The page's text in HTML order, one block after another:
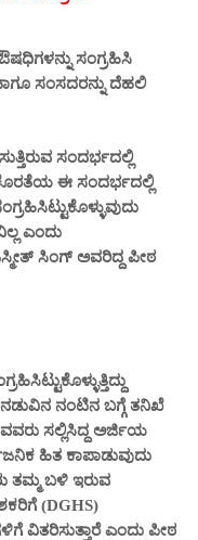
ಸಂಗ್ರಹಿಸಿ
ಸಂಸದರನ್ನು ದೆಹಲಿ
ಸಂದರ್ಭದಲ್ಲಿ
ಈ ಸಂದರ್ಭದಲ್ಲಿ
ಎಂದು
ಸಿಂಗ್‌ ಅವರಿದ್ದ ಪೀಠ
ನಂಟಿನ ಬಗ್ಗೆ ತನಿಖೆ
ಸಲ್ಲಿಸಿದ್ದ ಅರ್ಜಿಯ
ಹಿತ ಕಾಪಾಡುವುದು
ತಮ್ಮ ಬಳಿ ಇರುವ
(DGHS)
ವಿತರಿಸುತ್ತಾರೆ ಎಂದು ಪೀಠ